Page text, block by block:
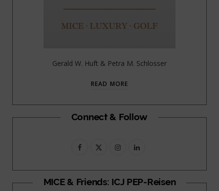
Gerald W. Huft & Petra M. Schlosser
READ MORE
Connect & Follow
F
c
T
I
s
L
n
MICE & Friends: ICJ PEP-Reisen